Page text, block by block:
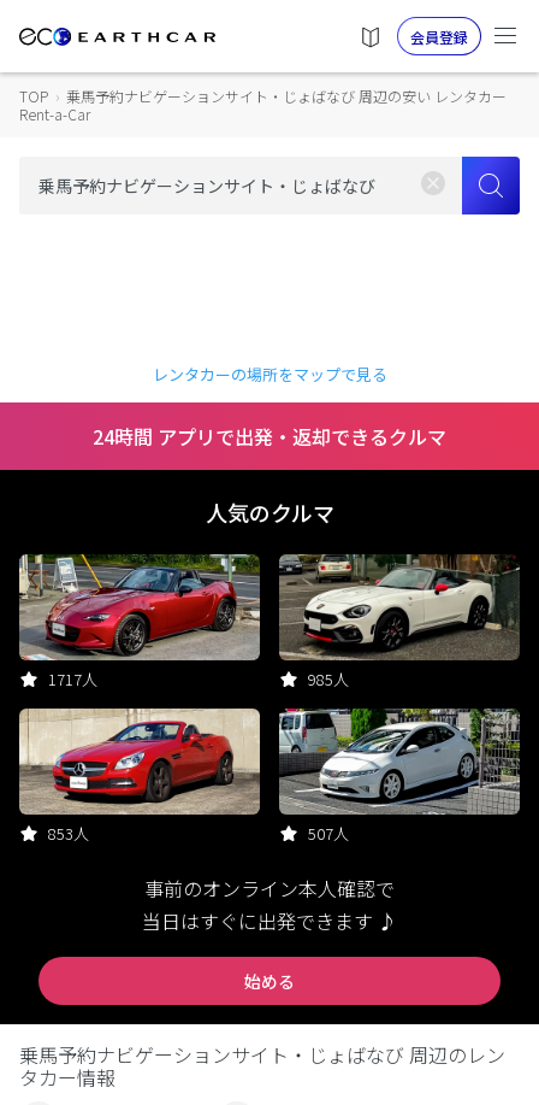
会員登録
TOP › 乗馬予約ナビゲーションサイト・じょばなび 周辺の安い レンタカー
Rent-a-Car
レンタカーの場所をマップで見る
24時間 アプリで出発・返却できるクルマ
人気のクルマ
1717人 985人
853人 507人
事前のオンライン本人確認で
当日はすぐに出発できます ♪
始める
乗馬予約ナビゲーションサイト・じょばなび 周辺のレン
タカー情報